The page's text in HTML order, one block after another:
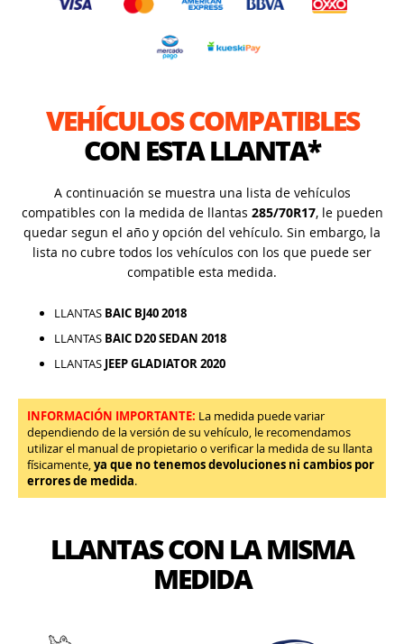
VEHÍCULOS COMPATIBLES
CON ESTA LLANTA*
A continuación se muestra una lista de vehículos
compatibles con la medida de llantas 285/70R17, le pueden
quedar segun el año y opción del vehículo. Sin embargo, la
lista no cubre todos los vehículos con los que puede ser
compatible esta medida.
LLANTAS BAIC BJ40 2018
LLANTAS BAIC D20 SEDAN 2018
LLANTAS JEEP GLADIATOR 2020
INFORMACIÓN IMPORTANTE: La medida puede variar
dependiendo de la versión de su vehículo, le recomendamos
utilizar el manual de propietario o verificar la medida de su llanta
físicamente,ya que no tenemos devoluciones ni cambios por
errores de medida.
LLANTAS CON LA MISMA
MEDIDA